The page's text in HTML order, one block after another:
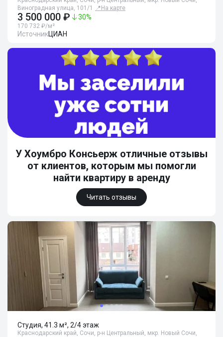
Виноградная улица, 101/1
📍 На карте
3 500 000 ₽ 30%
170 732 ₽/м²
ИсточникЦИАН
У Хоумбро Консьерж отличные отзывы
от клиентов, которым мы помогли
найти квартиру в аренду
Читать отзывы
Студия, 41.3 м², 2/4 этаж
Краснодарский край, Сочи, р-н Центральный, мкр. Новый Сочи,